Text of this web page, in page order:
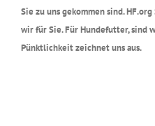
Sie zu uns gekommen sind.
wir für Sie. Für Hundefutter, sind
Pünktlichkeit zeichnet uns aus.